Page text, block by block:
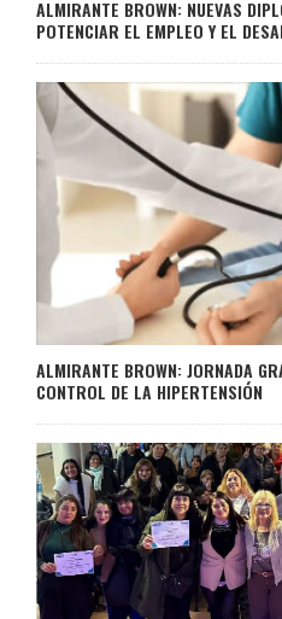
ALMIRANTE BROWN: NUEVAS
POTENCIAR EL EMPLEO Y EL
ALMIRANTE BROWN: JORNADA
CONTROL DE LA HIPERTENSIÓN